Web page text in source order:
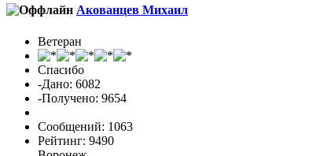
Акованцев Михаил
Ветеран
Спасибо
-Дано: 6082
-Получено: 9654
Сообщений: 1063
Рейтинг: 9490